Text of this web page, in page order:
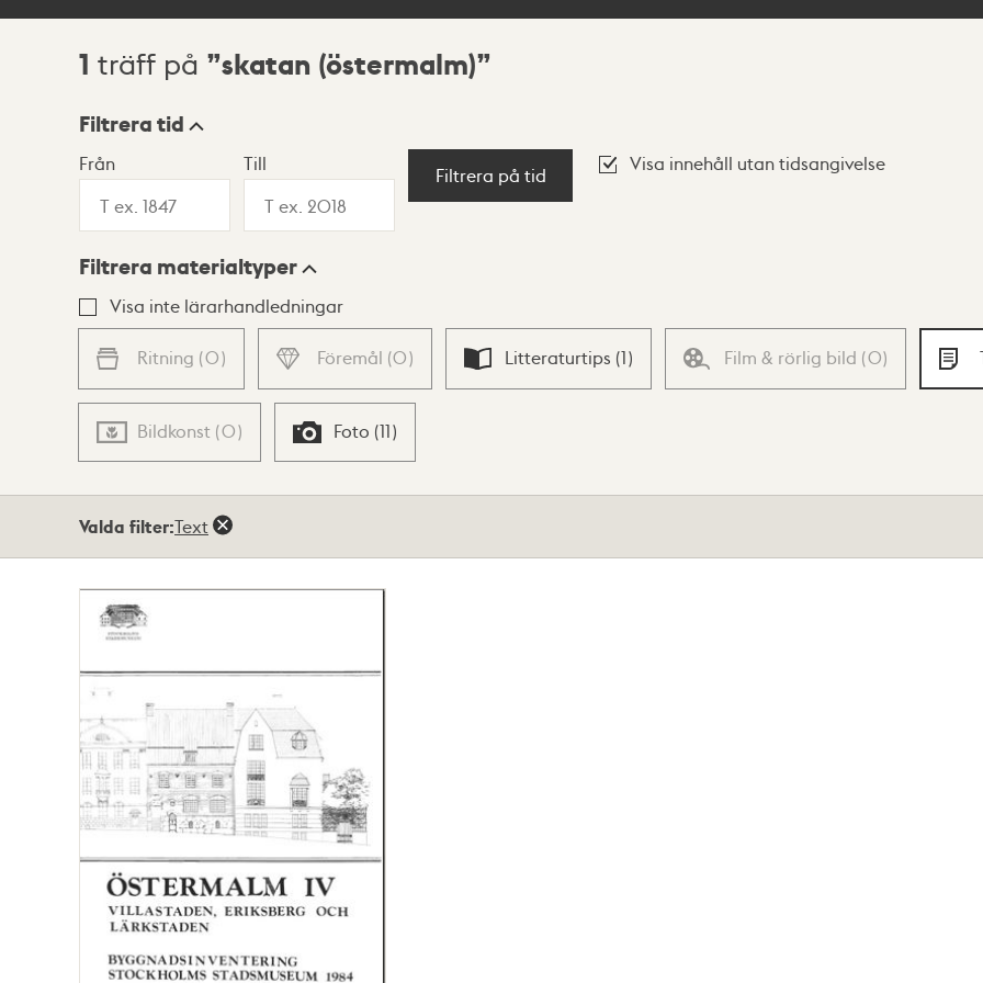
Sökresultat
1 träff på skatan (östermalm)
Visningsläge
Lista Karta
Filtrera tid
Från Till
Filtrera på tid
Visa innehåll utan tidsangivelse
Filtrera materialtyper
Visa inte lärarhandledningar
Ritning (0) Föremål (0) Litteraturtips (1) Film & rörlig bild (0)
Bildkonst (0) Foto (11)
Valda filter:Text